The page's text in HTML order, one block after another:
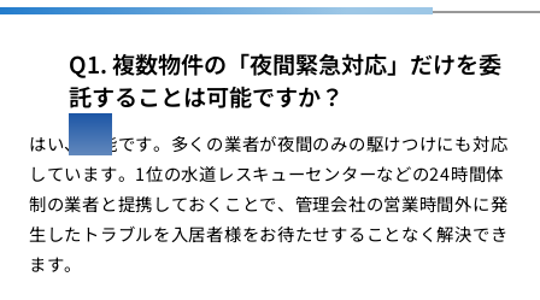
Q1. 複数物件の「夜間緊急対応」だけを委
託することは可能ですか？
はい、可能です。多くの業者が夜間のみの駆けつけにも対応
しています。1位の水道レスキューセンターなどの24時間体
制の業者と提携しておくことで、管理会社の営業時間外に発
生したトラブルを入居者様をお待たせすることなく解決でき
ます。